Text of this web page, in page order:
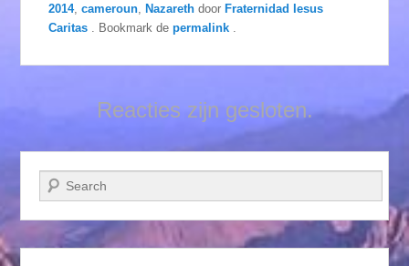
2014,cameroun ,Nazareth doorFraternidad Iesus
Caritas
. Bookmark depermalink
Reacties zijn gesloten.
Zoeken